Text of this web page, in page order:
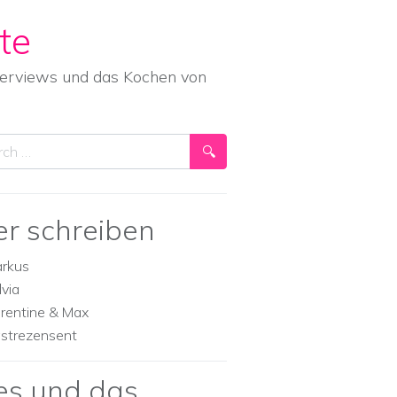
und das Kochen von
schreiben
& Max
und das